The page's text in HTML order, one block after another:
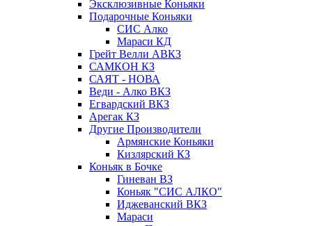
Эксклюзивные Коньяки
Подарочные Коньяки
СИС Алко
Мараси КД
Грейт Велли АВКЗ
САМКОН КЗ
САЯТ - НОВА
Веди - Алко ВКЗ
Егвардский ВКЗ
Арегак КЗ
Другие Производители
Армянские Коньяки
Кизлярский КЗ
Коньяк в Бочке
Гиневан ВЗ
Коньяк "СИС АЛКО"
Иджеванский ВКЗ
Мараси